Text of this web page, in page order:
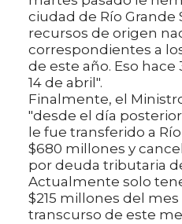
ciudad de Río Grande
recursos de origen
correspondientes a
de este año. Eso hace
14 de abril".
Finalmente, el
"desde el día
le fue transferido a
$680 millones y
por deuda tributaria
Actualmente solo
$215 millones del
transcurso de este